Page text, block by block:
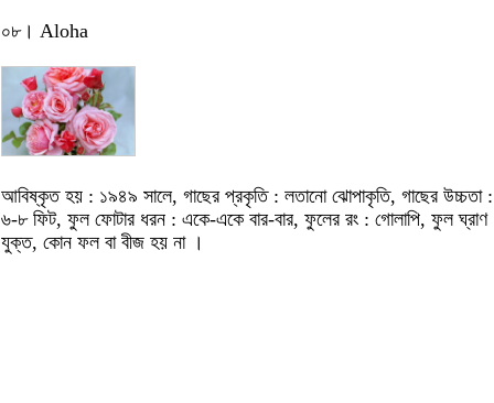
০৮। Aloha
আবিষ্কৃত হয় : ১৯৪৯ সালে, গাছের প্রকৃতি : লতানো ঝোপাকৃতি, গাছের উচ্চতা :
৬-৮ ফিট, ফুল ফোটার ধরন : একে-একে বার-বার, ফুলের রং : গোলাপি, ফুল ঘ্রাণ
যুক্ত, কোন ফল বা বীজ হয় না ।